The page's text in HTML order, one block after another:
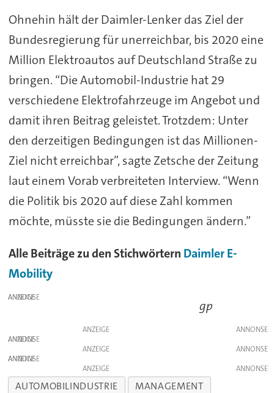
Ohnehin hält der Daimler-Lenker das Ziel der
Bundesregierung für unerreichbar, bis 2020 eine
Million Elektroautos auf Deutschland Straße zu
bringen. “Die Automobil-Industrie hat 29
verschiedene Elektrofahrzeuge im Angebot und
damit ihren Beitrag geleistet. Trotzdem: Unter
den derzeitigen Bedingungen ist das Millionen-
Ziel nicht erreichbar”, sagte Zetsche der Zeitung
laut einem Vorab verbreiteten Interview. “Wenn
die Politik bis 2020 auf diese Zahl kommen
möchte, müsste sie die Bedingungen ändern.”
Alle Beiträge zu den Stichwörtern DaimlerE-
Mobility
ANZEIGE
gp
ANZEIGE
ANZEIGE
ANZEIGE
ANZEIGE
ANZEIGE
AUTOMOBILINDUSTRIE
MANAGEMENT